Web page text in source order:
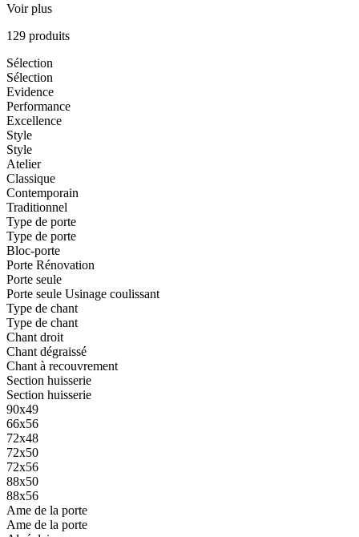
Voir plus
129 produits
Sélection
Sélection
Evidence
Performance
Excellence
Style
Style
Atelier
Classique
Contemporain
Traditionnel
Type de porte
Type de porte
Bloc-porte
Porte Rénovation
Porte seule
Porte seule Usinage coulissant
Type de chant
Type de chant
Chant droit
Chant dégraissé
Chant à recouvrement
Section huisserie
Section huisserie
90x49
66x56
72x48
72x50
72x56
88x50
88x56
Ame de la porte
Ame de la porte